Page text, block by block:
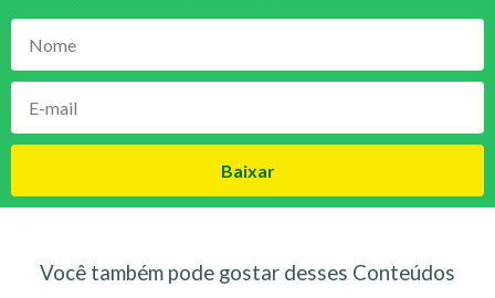
Baixar
Você também pode gostar desses Conteúdos